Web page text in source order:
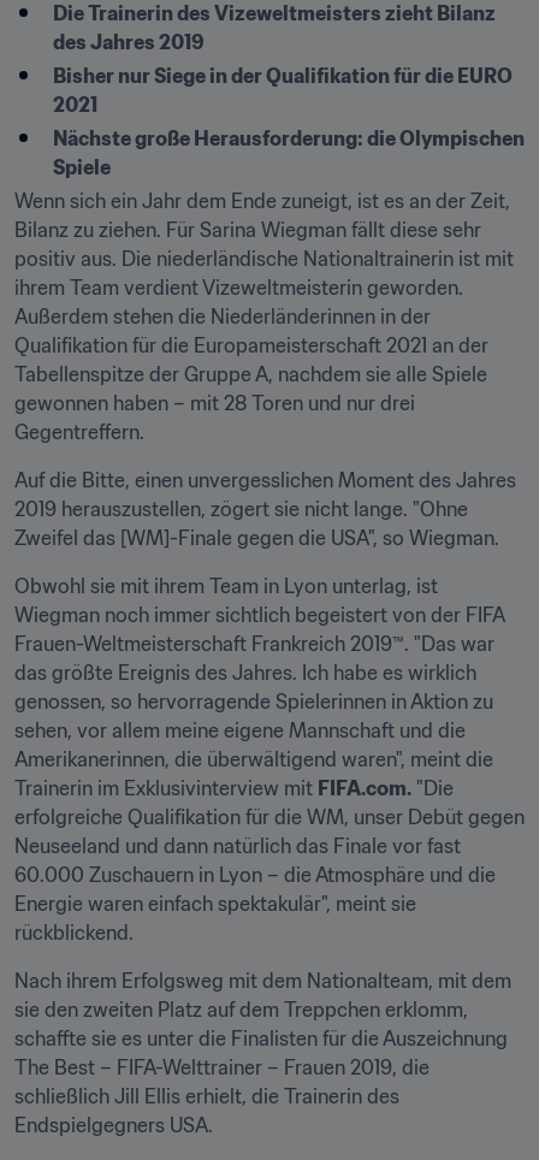
Die Trainerin des Vizeweltmeisters zieht Bilanz
des Jahres 2019
Bisher nur Siege in der Qualifikation für die EURO
2021
Nächste große Herausforderung: die Olympischen
Spiele
Wenn sich ein Jahr dem Ende zuneigt, ist es an der Zeit,
Bilanz zu ziehen. Für Sarina Wiegman fällt diese sehr
positiv aus. Die niederländische Nationaltrainerin ist mit
ihrem Team verdient Vizeweltmeisterin geworden.
Außerdem stehen die Niederländerinnen in der
Qualifikation für die Europameisterschaft 2021 an der
Tabellenspitze der Gruppe A, nachdem sie alle Spiele
gewonnen haben – mit 28 Toren und nur drei
Gegentreffern.
Auf die Bitte, einen unvergesslichen Moment des Jahres
2019 herauszustellen, zögert sie nicht lange. "Ohne
Zweifel das [WM]-Finale gegen die USA", so Wiegman.
Obwohl sie mit ihrem Team in Lyon unterlag, ist
Wiegman noch immer sichtlich begeistert von der FIFA
Frauen-Weltmeisterschaft Frankreich 2019™. "Das war
das größte Ereignis des Jahres. Ich habe es wirklich
genossen, so hervorragende Spielerinnen in Aktion zu
sehen, vor allem meine eigene Mannschaft und die
Amerikanerinnen, die überwältigend waren", meint die
Trainerin im Exklusivinterview mit FIFA.com. "Die
erfolgreiche Qualifikation für die WM, unser Debüt gegen
Neuseeland und dann natürlich das Finale vor fast
60.000 Zuschauern in Lyon – die Atmosphäre und die
Energie waren einfach spektakulär", meint sie
rückblickend.
Nach ihrem Erfolgsweg mit dem Nationalteam, mit dem
sie den zweiten Platz auf dem Treppchen erklomm,
schaffte sie es unter die Finalisten für die Auszeichnung
The Best – FIFA-Welttrainer – Frauen 2019, die
schließlich Jill Ellis erhielt, die Trainerin des
Endspielgegners USA.